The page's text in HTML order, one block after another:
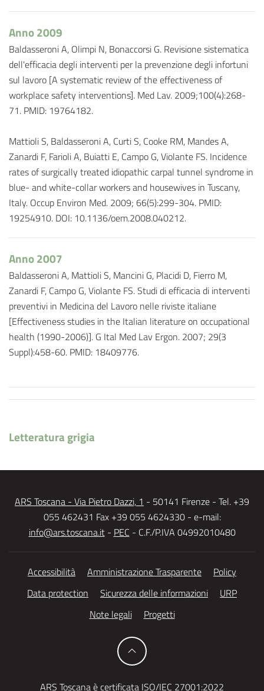
Anno 2009
Baldasseroni A, Olimpi N, Bonaccorsi G. Revisione sistematica
dell'efficacia degli interventi per la prevenzione degli infortuni
sul lavoro [A systematic review of the effectiveness of
workplace safety interventions]. Med Lav. 2009;100(4):268-
71. PMID: 19764182.
Mattioli S, Baldasseroni A, Curti S, Cooke RM, Mandes A,
Zanardi F, Farioli A, Buiatti E, Campo G, Violante FS. Incidence
rates of surgically treated idiopathic carpal tunnel syndrome in
blue- and white-collar workers and housewives in Tuscany,
Italy. Occup Environ Med. 2009; 66(5):299-304. PMID:
19254910. DOI: 10.1136/oem.2008.040212.
Anno 2007
Baldasseroni A, Mattioli S, Mancini G, Placidi D, Fierro M,
Zanardi F, Campo G, Violante FS. Studi di efficacia di interventi
preventivi in Medicina del Lavoro nelle riviste italiane
[Effectiveness studies in the Italian literature on occupational
health (1990-2006)]. G Ital Med Lav Ergon. 2007; 29(3
Suppl):458-60. PMID: 18409776.
Letteratura grigia
ARS Toscana - Via Pietro Dazzi, 1 - 50141 Firenze - Tel. +39
055 462431 Fax +39 055 4624330 - e-mail:
info@ars.toscana.it- PEC - C.F./P.IVA 04992010480
Accessibilità Amministrazione Trasparente
Policy
Data protection
Sicurezza delle informazioni
URP
Note legali
Progetti
ARS Toscana è certificata ISO/IEC 27001:2022